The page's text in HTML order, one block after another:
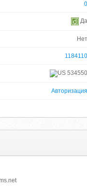
0
Да
Нет
1184110
534550
Авторизация